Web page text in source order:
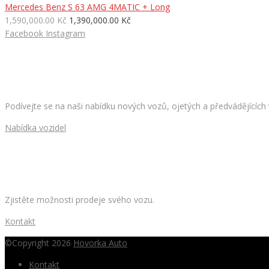
Mercedes Benz S 63 AMG 4MATIC + Long
1,590,000.00 Kč 1,390,000.00 Kč
Facebook Instagram
Podívejte se na naši nabídku nových vozů, ojetých a předvádějících
Nabídka vozidel
Zjistěte možnosti prodeje svého vozu.
Kontakt
©Copyright 2026 Hovorka Auto
Kontakt